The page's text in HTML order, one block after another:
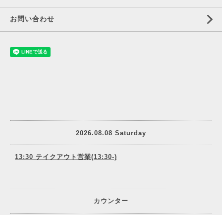
お問い合わせ
2026.08.08 Saturday
13:30 テイクアウト営業(13:30-)
カウンター